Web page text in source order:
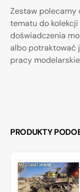
Zestaw polecamy
tematu do kolekcji
doświadczenia
albo potraktować
pracy
PRODUKTY